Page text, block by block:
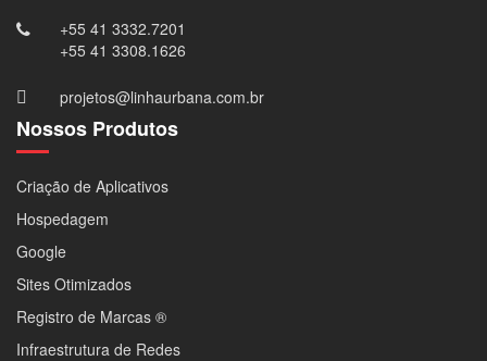
+55 41 3332.7201
+55 41 3308.1626
projetos@linhaurbana.com.br
Nossos Produtos
Criação de Aplicativos
Hospedagem
Google
Sites Otimizados
Registro de Marcas ®
Infraestrutura de Redes